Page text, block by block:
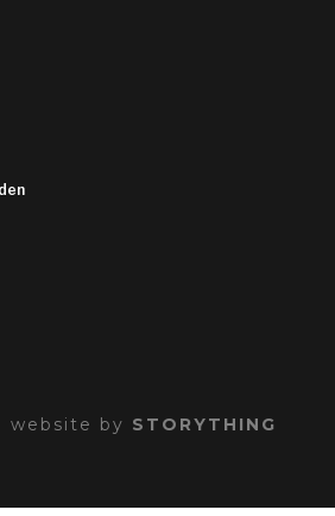
website by STORYTHING